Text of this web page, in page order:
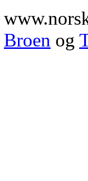
Broen og